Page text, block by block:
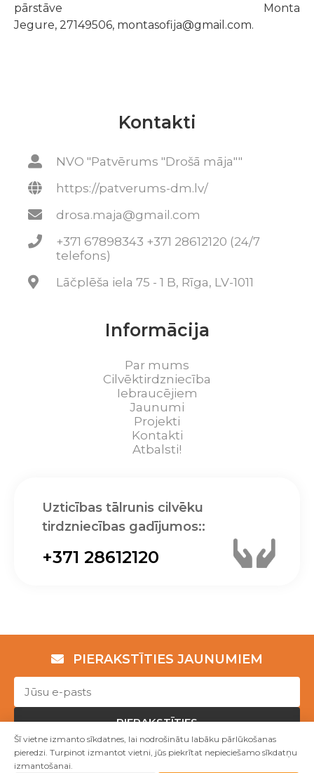
pārstāve Monta
Jegure, 27149506, montasofija@gmail.com.
Kontakti
NVO "Patvērums "Drošā māja""
https://patverums-dm.lv/
drosa.maja@gmail.com
+371 67898343 +371 28612120 (24/7
telefons)
Lāčplēša iela 75 - 1 B, Rīga, LV-1011
Informācija
Par mums
Cilvēktirdzniecība
Iebraucējiem
Jaunumi
Projekti
Kontakti
Atbalsti!
Uzticības tālrunis cilvēku
tirdzniecības gadījumos::
+371 28612120
PIERAKSTĪTIES JAUNUMIEM
PIERAKSTĪTIES
Šī vietne izmanto sīkdatnes, lai nodrošinātu labāku pārlūkošanas
pieredzi. Turpinot izmantot vietni, jūs piekrītat nepieciešamo sīkdatņu
izmantošanai.